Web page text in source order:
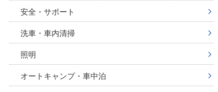
安全・サポート
洗車・車内清掃
照明
オートキャンプ・車中泊